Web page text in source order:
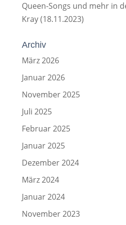
Queen-Songs und mehr in
Kray (18.11.2023)
Archiv
März 2026
Januar 2026
November 2025
Juli 2025
Februar 2025
Januar 2025
Dezember 2024
März 2024
Januar 2024
November 2023